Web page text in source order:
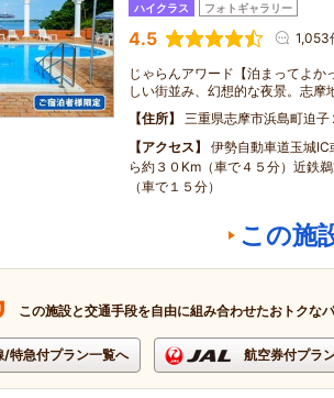
ハイクラス フォトギャラリー
4.5 1,053
じゃらんアワード【泊まってよか
しい街並み、幻想的な夜景。志摩
住所
三重県志摩市浜島町迫子
アクセス
伊勢自動車道玉城
ら約３０Km（車で４５分）近鉄
（車で１５分）
この施
この施設と交通手段を自由に組み合わせたおトクな
/特急付プラン一覧へ 航空券付プラ